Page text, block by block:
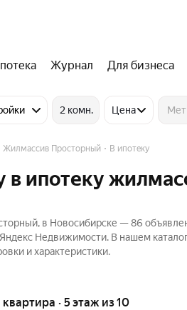
Журнал Для бизнеса
2 комн. Цена
Жилмассив Просторный В ипотеку
в ипотеку
в Новосибирске — 86
Недвижимости. В нашем
и характеристики.
квартира · 5 этаж из 10